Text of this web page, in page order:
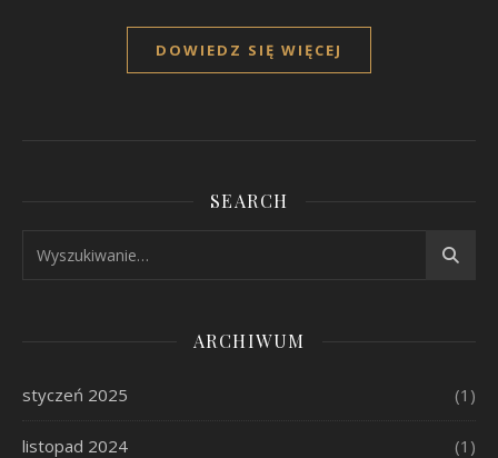
DOWIEDZ SIĘ WIĘCEJ
SEARCH
ARCHIWUM
styczeń 2025 (1)
listopad 2024 (1)